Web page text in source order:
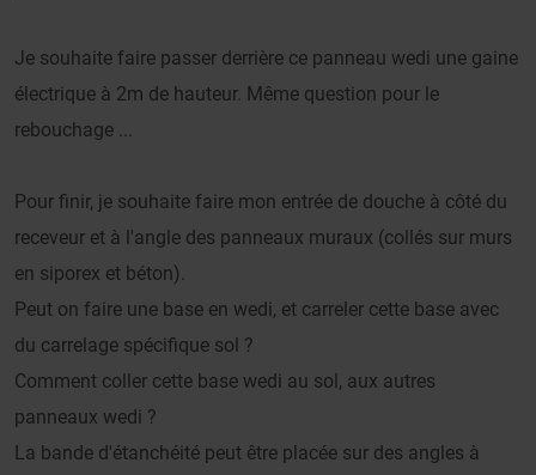
Je souhaite faire passer derrière ce panneau wedi une gaine
électrique à 2m de hauteur. Même question pour le
rebouchage ...
Pour finir, je souhaite faire mon entrée de douche à côté du
receveur et à l'angle des panneaux muraux (collés sur murs
en siporex et béton).
Peut on faire une base en wedi, et carreler cette base avec
du carrelage spécifique sol ?
Comment coller cette base wedi au sol, aux autres
panneaux wedi ?
La bande d'étanchéité peut être placée sur des angles à